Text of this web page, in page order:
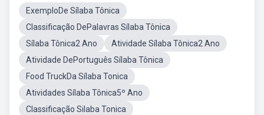
ExemploDe Sílaba Tônica
Classificação DePalavras Sílaba Tônica
Sílaba Tônica2 Ano
Atividade Sílaba Tônica2 Ano
Atividade DePortuguês Sílaba Tônica
Food TruckDa Sílaba Tonica
Atividades Sílaba Tônica5º Ano
Classificação Silaba Tonica